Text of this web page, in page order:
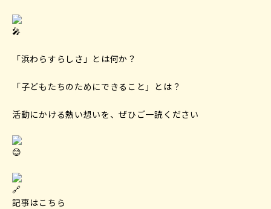
「浜わらすらしさ」とは何か？
「子どもたちのためにできること」とは？
活動にかける熱い想いを、ぜひご一読ください
記事はこちら